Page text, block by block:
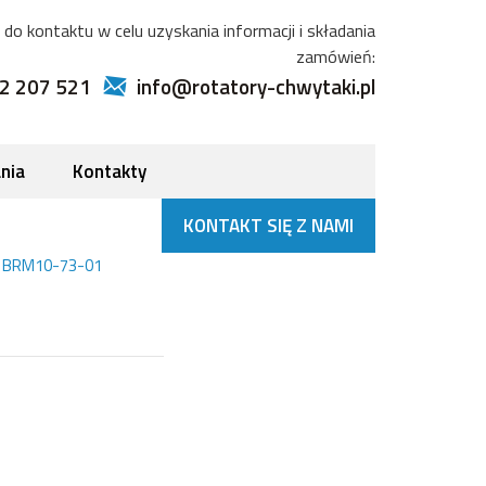
kontaktu w celu uzyskania informacji i składania
zamówień:
207 521 info@rotatory-chwytaki.pl
Kontakty
KONTAKT SIĘ Z NAMI
BRM10-73-01